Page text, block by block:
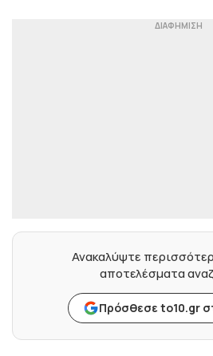
Ανακαλύψτε
αποτελέσματα
Πρόσθεσε to10.gr